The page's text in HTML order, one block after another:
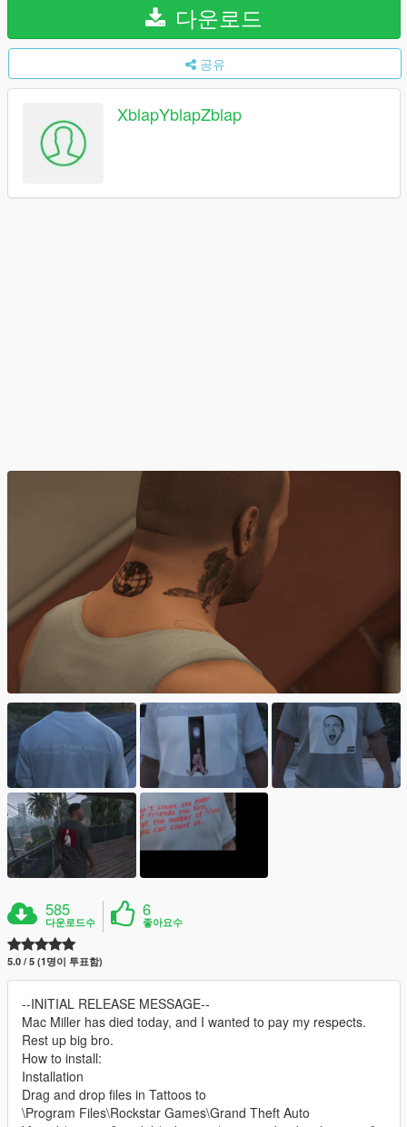
다운로드
공유
XblapYblapZblap
585
다운로드수
6
좋아요수
5.0 / 5 (1명이 투표함)
--INITIAL RELEASE MESSAGE--
Mac Miller has died today, and I wanted to pay my respects.
Rest up big bro.
How to install:
Installation
Drag and drop files in Tattoos to
\Program Files\Rockstar Games\Grand Theft Auto